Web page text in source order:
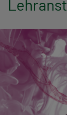
i
g
a
t
i
o